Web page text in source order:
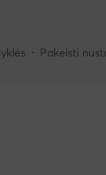
Pakeisti